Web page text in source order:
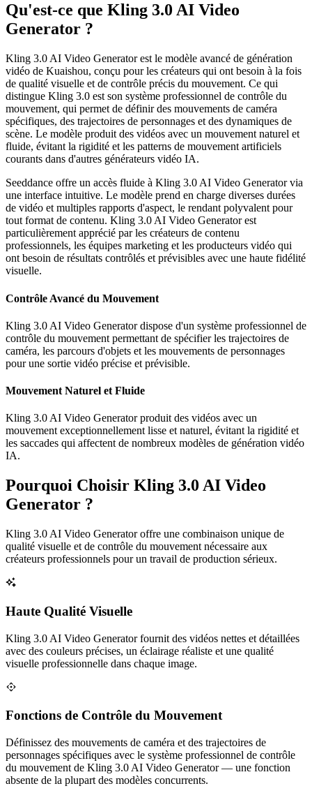
Qu'est-ce que Kling 3.0 AI Video
Generator ?
Kling 3.0 AI Video Generator est le modèle avancé de génération
vidéo de Kuaishou, conçu pour les créateurs qui ont besoin à la fois
de qualité visuelle et de contrôle précis du mouvement. Ce qui
distingue Kling 3.0 est son système professionnel de contrôle du
mouvement, qui permet de définir des mouvements de caméra
spécifiques, des trajectoires de personnages et des dynamiques de
scène. Le modèle produit des vidéos avec un mouvement naturel et
fluide, évitant la rigidité et les patterns de mouvement artificiels
courants dans d'autres générateurs vidéo IA.
Seeddance offre un accès fluide à Kling 3.0 AI Video Generator via
une interface intuitive. Le modèle prend en charge diverses durées
de vidéo et multiples rapports d'aspect, le rendant polyvalent pour
tout format de contenu. Kling 3.0 AI Video Generator est
particulièrement apprécié par les créateurs de contenu
professionnels, les équipes marketing et les producteurs vidéo qui
ont besoin de résultats contrôlés et prévisibles avec une haute fidélité
visuelle.
Contrôle Avancé du Mouvement
Kling 3.0 AI Video Generator dispose d'un système professionnel de
contrôle du mouvement permettant de spécifier les trajectoires de
caméra, les parcours d'objets et les mouvements de personnages
pour une sortie vidéo précise et prévisible.
Mouvement Naturel et Fluide
Kling 3.0 AI Video Generator produit des vidéos avec un
mouvement exceptionnellement lisse et naturel, évitant la rigidité et
les saccades qui affectent de nombreux modèles de génération vidéo
IA.
Pourquoi Choisir Kling 3.0 AI Video
Generator ?
Kling 3.0 AI Video Generator offre une combinaison unique de
qualité visuelle et de contrôle du mouvement nécessaire aux
créateurs professionnels pour un travail de production sérieux.
Haute Qualité Visuelle
Kling 3.0 AI Video Generator fournit des vidéos nettes et détaillées
avec des couleurs précises, un éclairage réaliste et une qualité
visuelle professionnelle dans chaque image.
Fonctions de Contrôle du Mouvement
Définissez des mouvements de caméra et des trajectoires de
personnages spécifiques avec le système professionnel de contrôle
du mouvement de Kling 3.0 AI Video Generator — une fonction
absente de la plupart des modèles concurrents.